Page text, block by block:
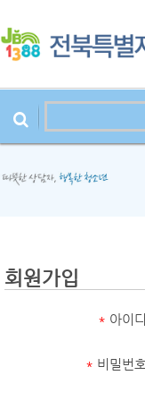
회원가입
* 아이디
* 비밀번호